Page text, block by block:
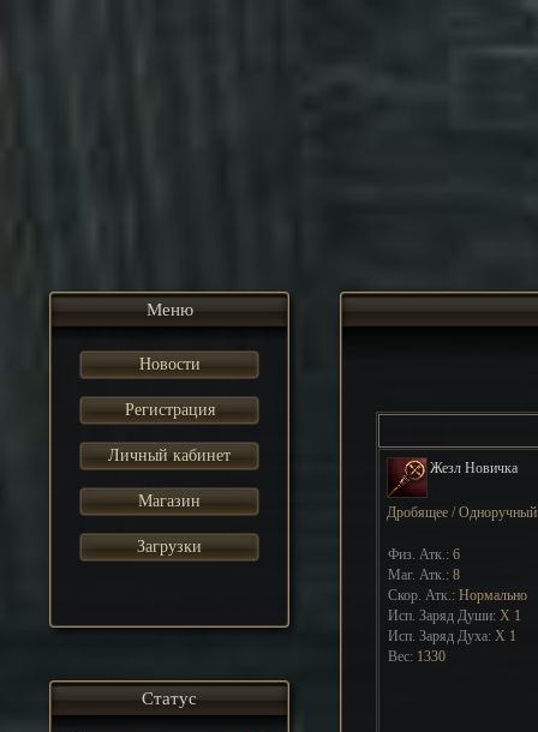
Меню
Новости
Регистрация
Личный кабинет
Магазин
Загрузки
Жезл Новичка
Дробящее / Одноручный
Физ. Атк.: 6
Маг. Атк.: 8
Скор. Атк.: Нормально
Исп. Заряд Души: Х 1
Исп. Заряд Духа: Х 1
Вес: 1330
Статус